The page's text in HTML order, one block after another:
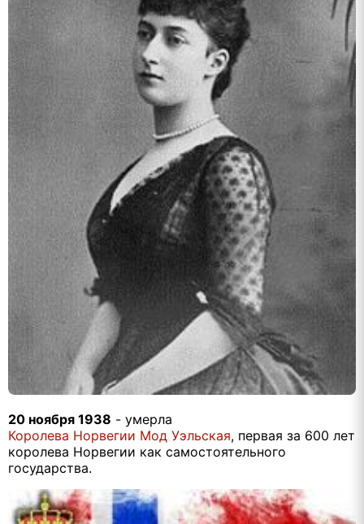
20 ноября 1938 - умерла
Королева Норвегии Мод Уэльская, первая за 600 лет
королева Норвегии как самостоятельного
государства.